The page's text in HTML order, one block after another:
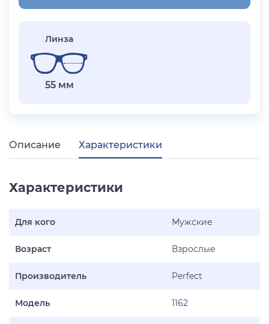
Линза
55 мм
Описание Характеристики
Характеристики
Для кого Мужские
Возраст Взрослые
Производитель Perfect
Модель 1162